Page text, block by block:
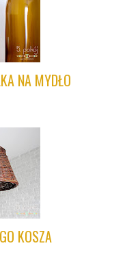
NA MYDŁO
KOSZA